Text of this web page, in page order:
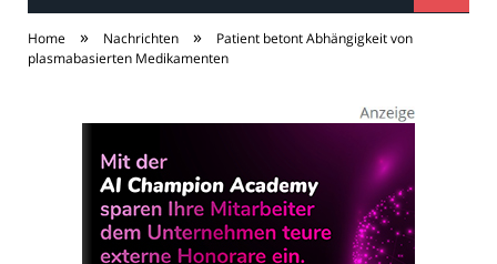
Home » Nachrichten »
Patient betont Abhängigkeit von
plasmabasierten Medikamenten